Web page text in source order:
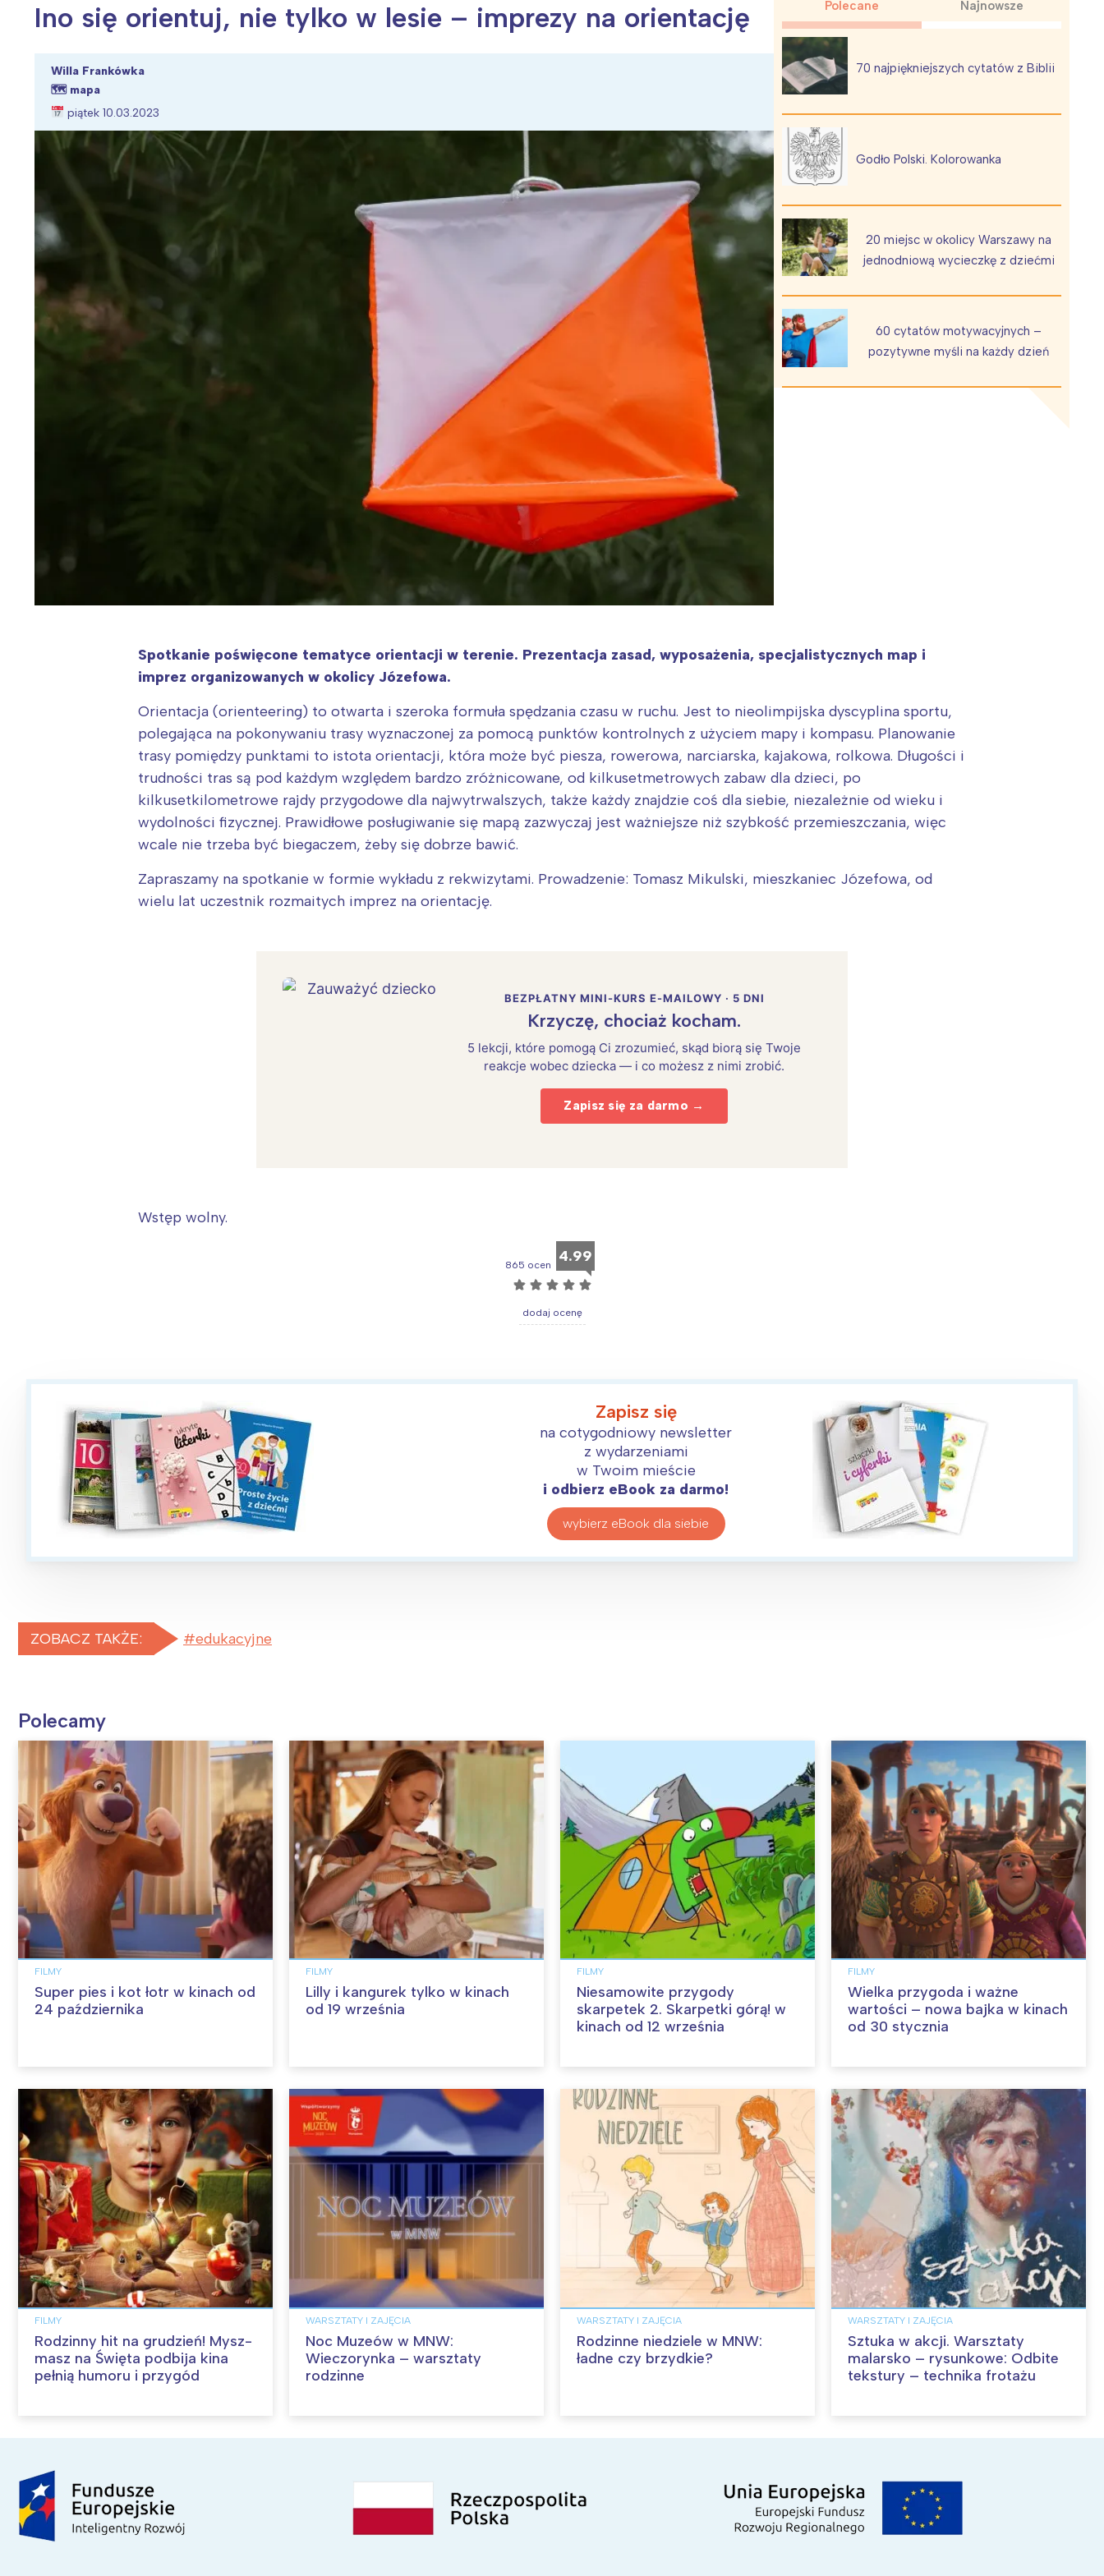
Ino się orientuj, nie tylko w lesie – imprezy na orientację
Willa Frankówka
🗺 mapa
piątek 10.03.2023
Polecane Najnowsze
70 najpiękniejszych cytatów z Biblii
Godło Polski. Kolorowanka
20 miejsc w okolicy Warszawy na
jednodniową wycieczkę z dziećmi
60 cytatów motywacyjnych –
pozytywne myśli na każdy dzień
Spotkanie poświęcone tematyce orientacji w terenie. Prezentacja zasad, wyposażenia, specjalistycznych map i
imprez organizowanych w okolicy Józefowa.
Orientacja (orienteering) to otwarta i szeroka formuła spędzania czasu w ruchu. Jest to nieolimpijska dyscyplina sportu,
polegająca na pokonywaniu trasy wyznaczonej za pomocą punktów kontrolnych z użyciem mapy i kompasu. Planowanie
trasy pomiędzy punktami to istota orientacji, która może być piesza, rowerowa, narciarska, kajakowa, rolkowa. Długości i
trudności tras są pod każdym względem bardzo zróżnicowane, od kilkusetmetrowych zabaw dla dzieci, po
kilkusetkilometrowe rajdy przygodowe dla najwytrwalszych, także każdy znajdzie coś dla siebie, niezależnie od wieku i
wydolności fizycznej. Prawidłowe posługiwanie się mapą zazwyczaj jest ważniejsze niż szybkość przemieszczania, więc
wcale nie trzeba być biegaczem, żeby się dobrze bawić.
Zapraszamy na spotkanie w formie wykładu z rekwizytami. Prowadzenie: Tomasz Mikulski, mieszkaniec Józefowa, od
wielu lat uczestnik rozmaitych imprez na orientację.
BEZPŁATNY MINI-KURS E-MAILOWY · 5 DNI
Krzyczę, chociaż kocham.
5 lekcji, które pomogą Ci zrozumieć, skąd biorą się Twoje
reakcje wobec dziecka — i co możesz z nimi zrobić.
Zapisz się za darmo →
Wstęp wolny.
865 ocen 4.99
☆ ☆ ☆ ☆ ☆
dodaj ocenę
Zapisz się
na cotygodniowy newsletter
z wydarzeniami
w Twoim mieście
i odbierz eBook za darmo!
wybierz eBook dla siebie
ZOBACZ TAKŻE: edukacyjne
Polecamy
FILMY
Super pies i kot łotr w kinach od
24 października
FILMY
Lilly i kangurek tylko w kinach
od 19 września
FILMY
Niesamowite przygody
skarpetek 2. Skarpetki górą! w
kinach od 12 września
FILMY
Wielka przygoda i ważne
wartości – nowa bajka w kinach
od 30 stycznia
FILMY
Rodzinny hit na grudzień! Mysz-
masz na Święta podbija kina
pełnią humoru i przygód
WARSZTATY I ZAJĘCIA
Noc Muzeów w MNW:
Wieczorynka – warsztaty
rodzinne
WARSZTATY I ZAJĘCIA
Rodzinne niedziele w MNW:
ładne czy brzydkie?
WARSZTATY I ZAJĘCIA
Sztuka w akcji. Warsztaty
malarsko – rysunkowe: Odbite
tekstury – technika frotażu
Interesują mnie wydarzenia z tego regionu:
Wybieram